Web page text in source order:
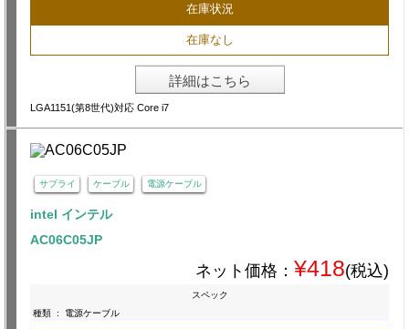
在庫状況
在庫なし
詳細はこちら
LGA1151(第8世代)対応 Core i7
サプライ ケーブル 電源ケーブル
intel インテル
AC06C05JP
ネット価格： ¥418(税込)
スペック
種類 : 電源ケーブル